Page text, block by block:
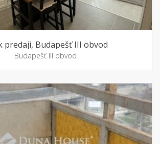
predaji, Budapešť III obvod
Budapešť III obvod